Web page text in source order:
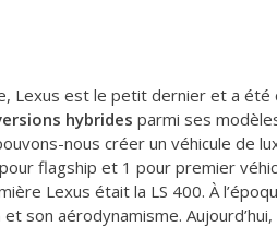
Lexus est le petit dernier et a
hybrides parmi ses
nous créer un véhicule de
flagship et 1 pour premier
Lexus était la LS 400. À
son aérodynamisme.